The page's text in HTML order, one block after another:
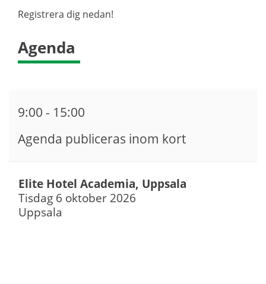
Registrera dig nedan!
Agenda
9:00 - 15:00
Agenda publiceras inom kort
Elite Hotel Academia, Uppsala
Tisdag 6 oktober 2026
Uppsala